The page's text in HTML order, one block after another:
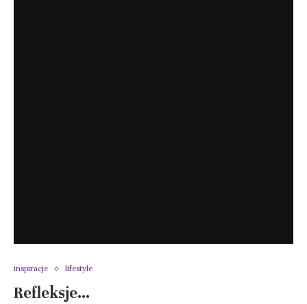
inspiracje lifestyle
Refleksje…